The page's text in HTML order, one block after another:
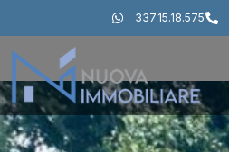
337.15.18.575